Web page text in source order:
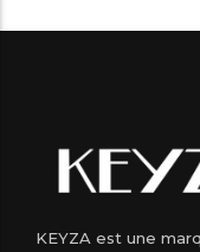
KEYZA est une